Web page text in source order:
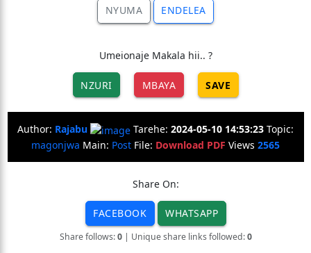
NYUMA ENDELEA
Umeionaje Makala hii.. ?
NZURI MBAYA SAVE
Author: Rajabu Tarehe: 2024-05-10 14:53:23 Topic:
magonjwa Main: Post File: Download PDF Views 2565
Share On:
FACEBOOK WHATSAPP
Share follows:0| Unique share links followed:0